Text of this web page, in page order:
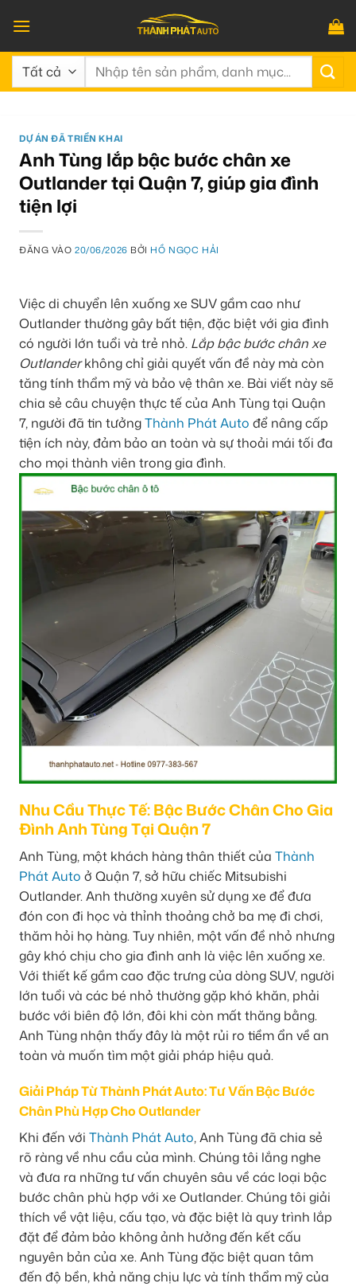
qua
nội
dung
Tìm
DỰ ÁN ĐÃ TRIỂN KHAI
Anh Tùng lắp bậc bước chân xe
Outlander tại Quận 7, giúp gia đình
tiện lợi
ĐĂNG VÀO20/06/2026 BỞI HỒ NGỌC HẢI
Việc di chuyển lên xuống xe SUV gầm cao như
Outlander thường gây bất tiện, đặc biệt với gia đình
có người lớn tuổi và trẻ nhỏ. Lắp bậc bước chân xe
Outlanderkhông chỉ giải quyết vấn đề này mà còn
tăng tính thẩm mỹ và bảo vệ thân xe. Bài viết này sẽ
chia sẻ câu chuyện thực tế của Anh Tùng tại Quận
7, người đã tin tưởngThành Phát Auto để nâng cấp
tiện ích này, đảm bảo an toàn và sự thoải mái tối đa
cho mọi thành viên trong gia đình.
Nhu Cầu Thực Tế: Bậc Bước Chân Cho Gia
Đình Anh Tùng Tại Quận 7
Anh Tùng, một khách hàng thân thiết của Thành
Phát Auto ở Quận 7, sở hữu chiếc Mitsubishi
Outlander. Anh thường xuyên sử dụng xe để đưa
đón con đi học và thỉnh thoảng chở ba mẹ đi chơi,
thăm hỏi họ hàng. Tuy nhiên, một vấn đề nhỏ nhưng
gây khó chịu cho gia đình anh là việc lên xuống xe.
Với thiết kế gầm cao đặc trưng của dòng SUV, người
lớn tuổi và các bé nhỏ thường gặp khó khăn, phải
bước với biên độ lớn, đôi khi còn mất thăng bằng.
Anh Tùng nhận thấy đây là một rủi ro tiềm ẩn về an
toàn và muốn tìm một giải pháp hiệu quả.
Giải Pháp Từ Thành Phát Auto: Tư Vấn Bậc Bước
Chân Phù Hợp Cho Outlander
Khi đến với Thành Phát Auto, Anh Tùng đã chia sẻ
rõ ràng về nhu cầu của mình. Chúng tôi lắng nghe
và đưa ra những tư vấn chuyên sâu về các loại bậc
bước chân phù hợp với xe Outlander. Chúng tôi giải
thích về vật liệu, cấu tạo, và đặc biệt là quy trình lắp
đặt để đảm bảo không ảnh hưởng đến kết cấu
nguyên bản của xe. Anh Tùng đặc biệt quan tâm
đến độ bền, khả năng chịu lực và tính thẩm mỹ của